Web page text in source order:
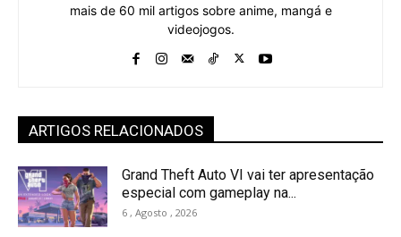
mais de 60 mil artigos sobre anime, mangá e
videojogos.
ARTIGOS RELACIONADOS
Grand Theft Auto VI vai ter apresentação
especial com gameplay na...
6 , Agosto , 2026